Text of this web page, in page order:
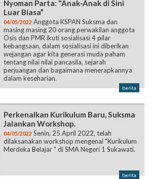
Nyoman Parta: "Anak-Anak di Sini
Luar Biasa”
04/05/2022 Anggota KSPAN Suksma dan
masing masing 20 orang perwakilan anggota
Osis dan PMR ikuti sosialisasi 4 pilar
kebangsaan, dalam sosialisasi ini diberikan
wejangan agar kita generasi muda paham
tentang nilai nilai pancasila, sejarah
perjuangan dan bagaimana menerapkannya
dalam keseharian.
berita
Perkenalkan Kurikulum Baru, Suksma
Jalankan Workshop.
04/05/2022 Senin, 25 April 2022, telah
dilaksanakan workshop mengenai "Kurikulum
Merdeka Belajar " di SMA Negeri 1 Sukawati.
berita